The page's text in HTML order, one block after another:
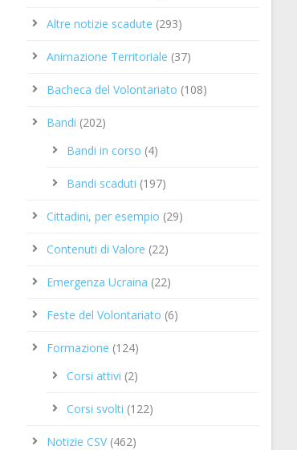
Altre notizie scadute (293)
Animazione Territoriale (37)
Bacheca del Volontariato (108)
Bandi (202)
Bandi in corso (4)
Bandi scaduti (197)
Cittadini, per esempio (29)
Contenuti di Valore (22)
Emergenza Ucraina (22)
Feste del Volontariato (6)
Formazione (124)
Corsi attivi (2)
Corsi svolti (122)
Notizie CSV(462)